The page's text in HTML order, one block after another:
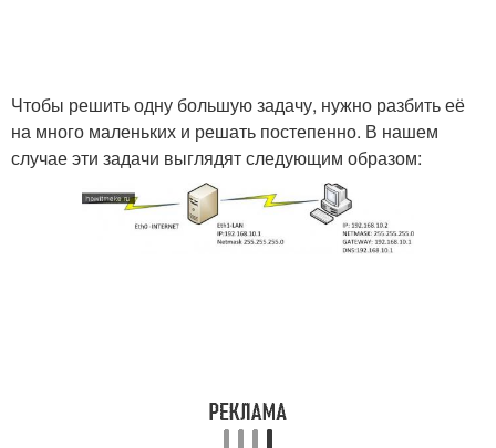
Чтобы решить одну большую задачу, нужно разбить её
на много маленьких и решать постепенно. В нашем
случае эти задачи выглядят следующим образом: